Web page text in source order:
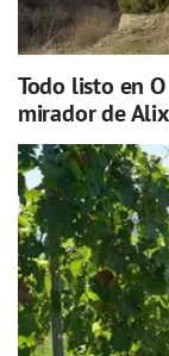
Todo listo en
mirador de